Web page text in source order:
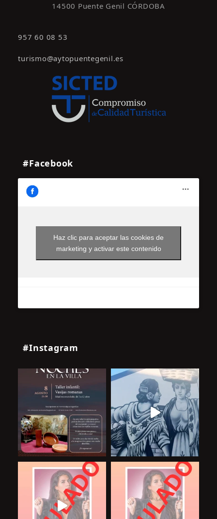
14500 Puente Genil CÓRDOBA
957 60 08 53
turismo@aytopuentegenil.es
#Facebook
Haz clic para aceptar las cookies de
marketing y activar este contenido
#Instagram